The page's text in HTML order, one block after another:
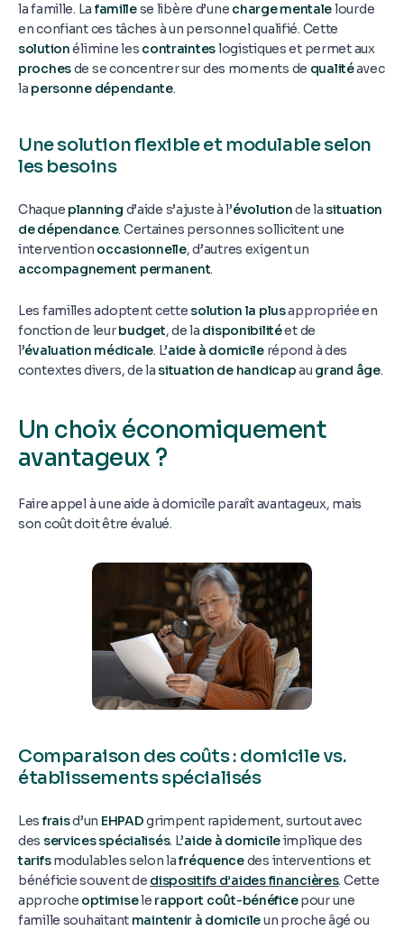
la famille. La famillese libère d’une charge mentalelourde
en confiant ces tâches à un personnel qualifié. Cette
solutionélimine les contrainteslogistiques et permet aux
prochesde se concentrer sur des moments de qualitéavec
la personne dépendante.
Une solution flexible et modulable selon
les besoins
Chaque planning d’aide s’ajuste à l’évolutionde la situation
de dépendance. Certaines personnes sollicitent une
intervention occasionnelle, d’autres exigent un
accompagnement permanent.
Les familles adoptent cette solution la plusappropriée en
fonction de leurbudget, de la disponibilitéet de
l’évaluation médicale. L’aide à domicilerépond à des
contextes divers, de la situation de handicapau grand âge.
Un choix économiquement
avantageux ?
Faire appel à une aide à domicile paraît avantageux, mais
son coût doit être évalué.
Comparaison des coûts : domicile vs.
établissements spécialisés
Les fraisd’un EHPADgrimpent rapidement, surtout avec
des services spécialisés. L’aide à domicileimplique des
tarifsmodulables selon lafréquencedes interventions et
bénéficie souvent de dispositifs d’aides financières. Cette
approche optimisele rapport coût-bénéficepour une
famille souhaitant maintenir à domicileun proche âgé ou